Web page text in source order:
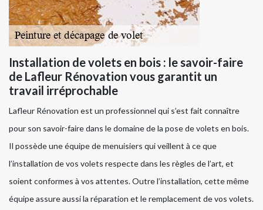
Installation de volets en bois : le savoir-faire
de Lafleur Rénovation vous garantit un
travail irréprochable
Lafleur Rénovation est un professionnel qui s’est fait connaître
pour son savoir-faire dans le domaine de la pose de volets en bois.
Il possède une équipe de menuisiers qui veillent à ce que
l’installation de vos volets respecte dans les règles de l’art, et
soient conformes à vos attentes. Outre l’installation, cette même
équipe assure aussi la réparation et le remplacement de vos volets.